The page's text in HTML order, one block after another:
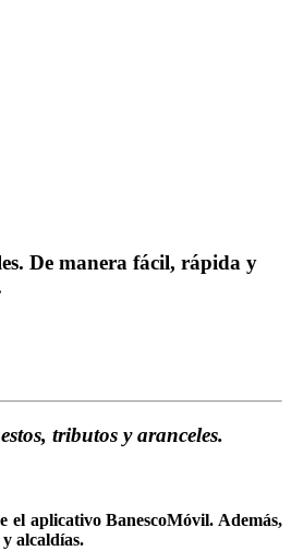
De manera fácil, rápida y
tributos y aranceles.
el aplicativo BanescoMóvil. Además,
alcaldías.